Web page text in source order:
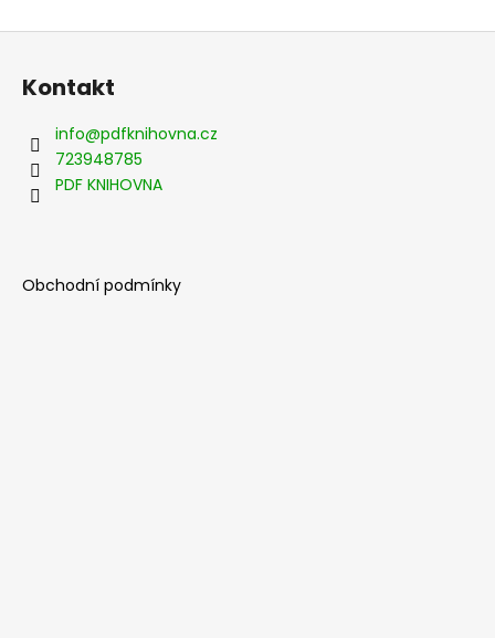
Z
Kontakt
info@pdfknihovna.cz
723948785
PDF KNIHOVNA
Obchodní podmínky